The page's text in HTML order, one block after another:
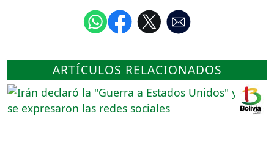
ARTÍCULOS RELACIONADOS